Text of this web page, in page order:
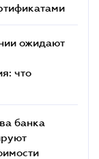
ожидают
что
банка